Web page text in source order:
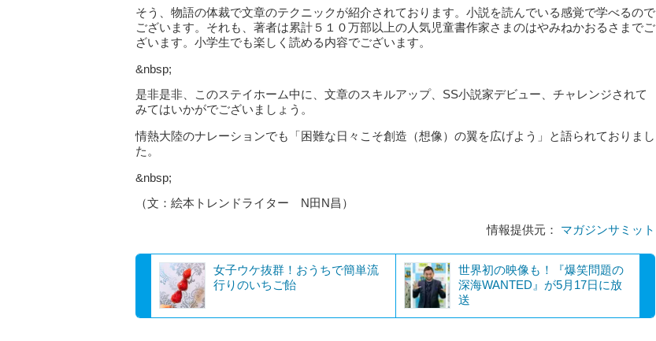
そう、物語の体裁で文章のテクニックが紹介されております。小説を読んでいる感覚で学べるので
ございます。それも、著者は累計５１０万部以上の人気児童書作家さまのはやみねかおるさまでご
ざいます。小学生でも楽しく読める内容でございます。
&nbsp;
是非是非、このステイホーム中に、文章のスキルアップ、SS小説家デビュー、チャレンジされて
みてはいかがでございましょう。
情熱大陸のナレーションでも「困難な日々こそ創造（想像）の翼を広げよう」と語られておりまし
た。
&nbsp;
（文：絵本トレンドライター N田N昌）
情報提供元： マガジンサミット
女子ウケ抜群！おうちで簡単流
行りのいちご飴
世界初の映像も！『爆笑問題の
深海WANTED』が5月17日に放
送